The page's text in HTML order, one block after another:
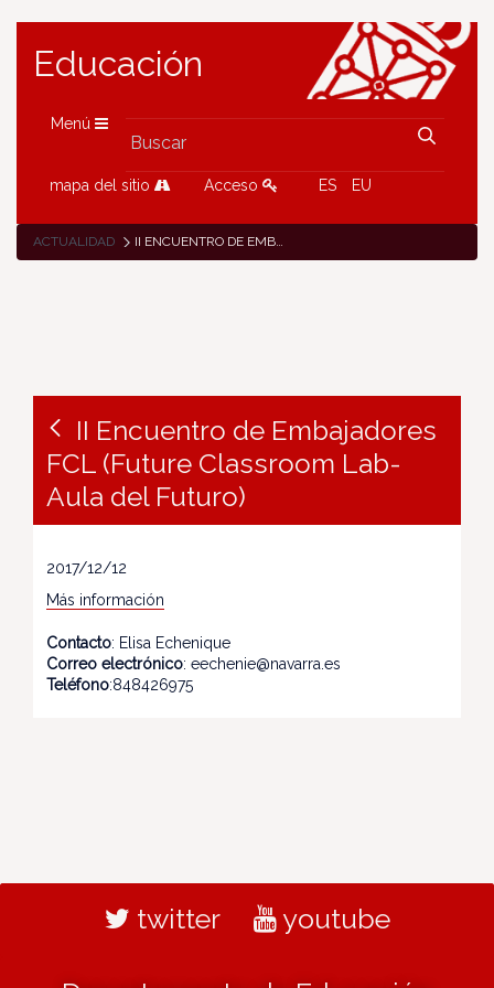
Educación
Menú
mapa del sitio Acceso ES EU
ACTUALIDAD II ENCUENTRO DE EMBAJADORES FCL (FUTURE CLASSROOM LAB-AULA DEL FUTURO)
II Encuentro de Embajadores
FCL (Future Classroom Lab-
Aula del Futuro)
2017/12/12
Más información
Contacto: Elisa Echenique
Correo electrónico: eechenie@navarra.es
Teléfono:848426975
twitter youtube